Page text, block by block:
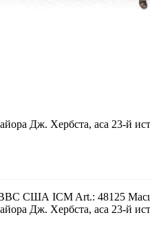
Дж. Хербста, аса 23-й
ВВС США ICM Art.: 48125
Дж. Хербста, аса 23-й